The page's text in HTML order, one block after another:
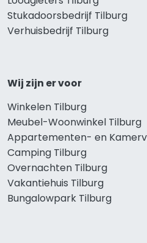
Stukadoorsbedrijf Tilburg
Verhuisbedrijf Tilburg
Wij zijn er voor
Winkelen Tilburg
Meubel-Woonwinkel Tilburg
Appartementen- en
Camping Tilburg
Overnachten Tilburg
Vakantiehuis Tilburg
Bungalowpark Tilburg